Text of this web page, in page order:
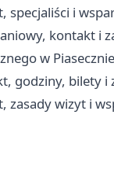
specjaliści i
kontakt i
w
godziny, bilety i
zasady wizyt i